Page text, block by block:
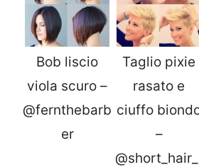
Bob liscio
viola scuro –
@fernthebarb
er
Taglio pixie
rasato e
ciuffo
–